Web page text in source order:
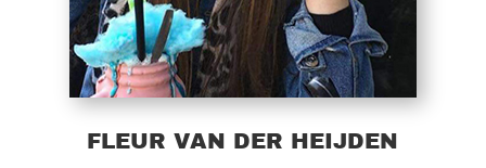
FLEUR VAN DER HEIJDEN